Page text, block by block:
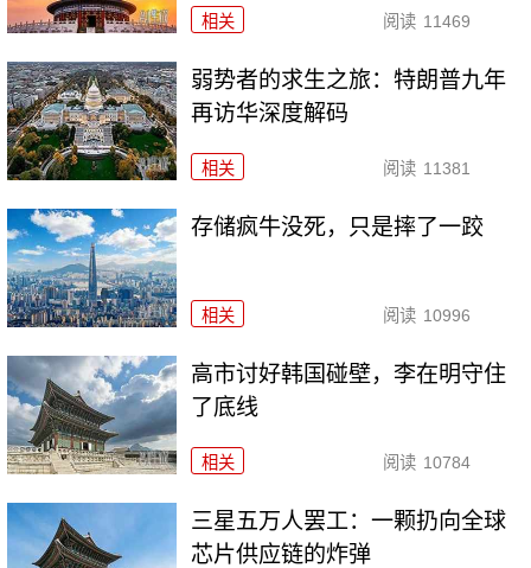
相关 阅读 11469
弱势者的求生之旅：特朗普九年
再访华深度解码
相关 阅读 11381
存储疯牛没死，只是摔了一跤
相关 阅读 10996
高市讨好韩国碰壁，李在明守住
了底线
相关 阅读 10784
三星五万人罢工：一颗扔向全球
芯片供应链的炸弹